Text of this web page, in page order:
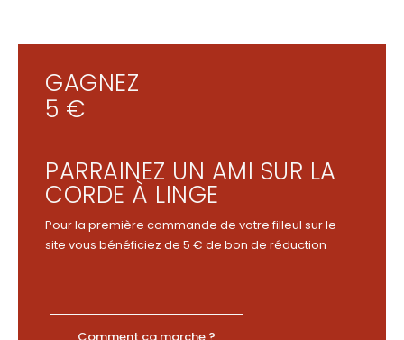
GAGNEZ
5 €
PARRAINEZ UN AMI SUR LA
CORDE À LINGE
Pour la première commande de votre filleul sur le
site vous bénéficiez de 5 € de bon de réduction